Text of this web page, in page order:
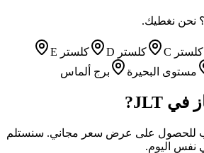
نحن نغطيك.
كلستر C كلستر D
كلستر E
مستوى البحيرة برج ألماس
في JLT
?
للحصول على عرض سعر مجاني. سنستلم
نفس اليوم.